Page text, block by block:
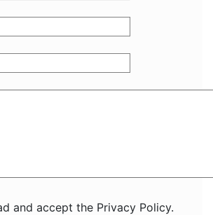
and accept the Privacy Policy.